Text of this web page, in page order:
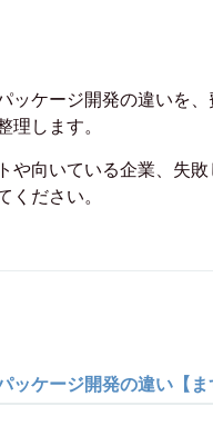
ッケージ開発の違いを
理します。
や向いている企業、失
ください。
ッケージ開発の違い【ま